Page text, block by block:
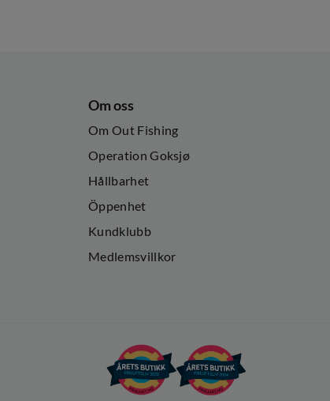
Om oss
Om Out Fishing
Operation Goksjø
Hållbarhet
Öppenhet
Kundklubb
Medlemsvillkor